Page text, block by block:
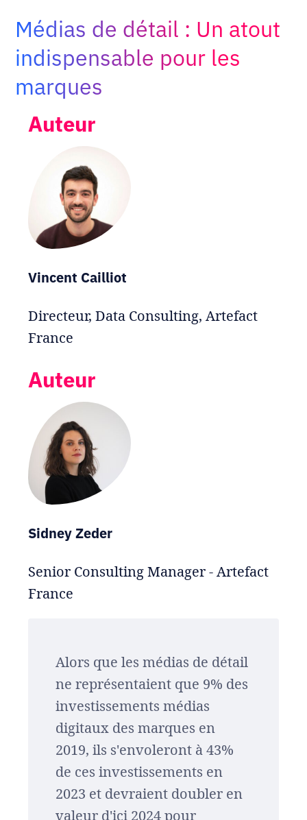
Rechercher
FR
Médias de détail : Un atout
indispensable pour les
marques
Auteur
Vincent Cailliot
Directeur, Data Consulting, Artefact
France
Auteur
Sidney Zeder
Senior Consulting Manager - Artefact
France
Alors que les médias de détail
ne représentaient que 9% des
investissements médias
digitaux des marques en
2019, ils s'envoleront à 43%
de ces investissements en
2023 et devraient doubler en
valeur d'ici 2024 pour